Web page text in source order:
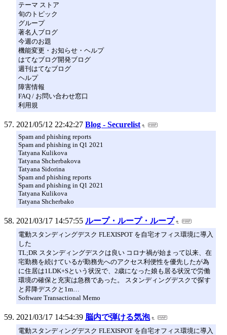
テーマ ストア
旬のトピック
グループ
著名人ブログ
今週のお題
機能変更・お知らせ・ヘルプ
はてなブログ開発ブログ
週刊はてなブログ
ヘルプ
障害情報
FAQ / お問い合わせ窓口
利用規
2021/05/12 22:42:27 Blog - Securelist
Spam and phishing reports
Spam and phishing in Q1 2021
Tatyana Kulikova
Tatyana Shcherbakova
Tatyana Sidorina
Spam and phishing reports
Spam and phishing in Q1 2021
Tatyana Kulikova
Tatyana Shcherbako
2021/03/17 14:57:55 ループ・ループ・ループ
電動スタンディングデスク FLEXISPOT を自宅オフィス環境に導入
した
TL;DR スタンディングデスクは良い コロナ禍が始まって以来、在
宅勤務を続けているが勤務先へのアクセス利便性を優先したが為
に住居は1LDK+Sという状況で、2歳になった娘も居る状況で労働
環境の確保と充実は急務であった。 スタンディングデスクで探す
と昇降デスクと1m…
Software Transactional Memo
2021/03/17 14:54:39 脳内で弾ける気泡
電動スタンディングデスク FLEXISPOT を自宅オフィス環境に導入